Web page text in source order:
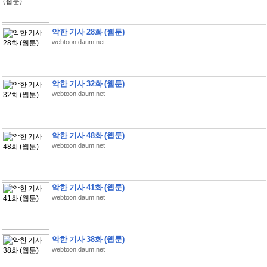
악한 기사 28화 (웹툰)
webtoon.daum.net
악한 기사 32화 (웹툰)
webtoon.daum.net
악한 기사 48화 (웹툰)
webtoon.daum.net
악한 기사 41화 (웹툰)
webtoon.daum.net
악한 기사 38화 (웹툰)
webtoon.daum.net